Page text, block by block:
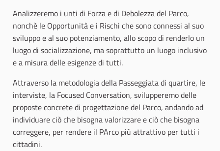
Analizzeremo i unti di Forza e di Debolezza del Parco,
nonchè le Opportunità e i Rischi che sono connessi al suo
sviluppo e al suo potenziamento, allo scopo di renderlo un
luogo di socializzazione, ma soprattutto un luogo inclusivo
e a misura delle esigenze di tutti.
Attraverso la metodologia della Passeggiata di quartire, le
interviste, la Focused Conversation, svilupperemo delle
proposte concrete di progettazione del Parco, andando ad
individuare ciò che bisogna valorizzare e ciò che bisogna
correggere, per rendere il PArco più attrattivo per tutti i
cittadini.